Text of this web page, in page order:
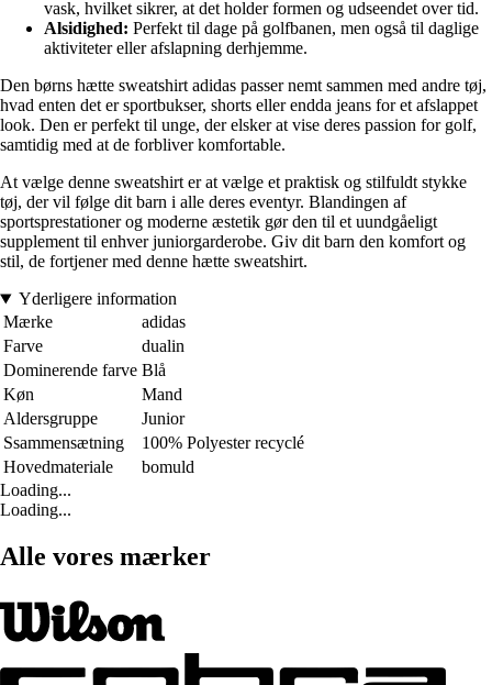
vask, hvilket sikrer, at det holder formen og udseendet over tid.
Alsidighed: Perfekt til dage på golfbanen, men også til daglige
aktiviteter eller afslapning derhjemme.
Den børns hætte sweatshirt adidas passer nemt sammen med andre tøj,
hvad enten det er sportbukser, shorts eller endda jeans for et afslappet
look. Den er perfekt til unge, der elsker at vise deres passion for golf,
samtidig med at de forbliver komfortable.
At vælge denne sweatshirt er at vælge et praktisk og stilfuldt stykke
tøj, der vil følge dit barn i alle deres eventyr. Blandingen af
sportsprestationer og moderne æstetik gør den til et uundgåeligt
supplement til enhver juniorgarderobe. Giv dit barn den komfort og
stil, de fortjener med denne hætte sweatshirt.
Yderligere information
Mærke
adidas
Farve
dualin
Dominerende farve Blå
Køn
Mand
Aldersgruppe
Junior
Ssammensætning
100% Polyester recyclé
Hovedmateriale
bomuld
Loading...
Loading...
Alle vores mærker